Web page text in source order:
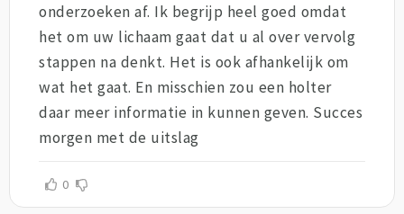
onderzoeken af. Ik begrijp heel goed omdat
het om uw lichaam gaat dat u al over vervolg
stappen na denkt. Het is ook afhankelijk om
wat het gaat. En misschien zou een holter
daar meer informatie in kunnen geven. Succes
morgen met de uitslag
0